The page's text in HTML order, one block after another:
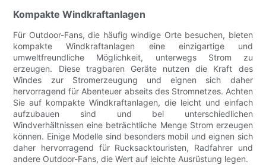
Kompakte Windkraftanlagen
Für Outdoor-Fans, die häufig windige Orte besuchen, bieten
kompakte Windkraftanlagen eine einzigartige und
umweltfreundliche Möglichkeit, unterwegs Strom zu
erzeugen. Diese tragbaren Geräte nutzen die Kraft des
Windes zur Stromerzeugung und eignen sich daher
hervorragend für Abenteuer abseits des Stromnetzes. Achten
Sie auf kompakte Windkraftanlagen, die leicht und einfach
aufzubauen sind und bei unterschiedlichen
Windverhältnissen eine beträchtliche Menge Strom erzeugen
können. Einige Modelle sind besonders mobil und eignen sich
daher hervorragend für Rucksacktouristen, Radfahrer und
andere Outdoor-Fans, die Wert auf leichte Ausrüstung legen.